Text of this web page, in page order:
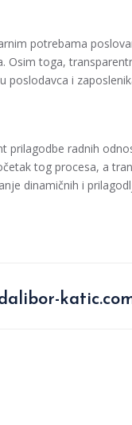
potrebama
Osim toga,
poslodavca i
prilagodbe radnih
tog procesa, a
dinamičnih i